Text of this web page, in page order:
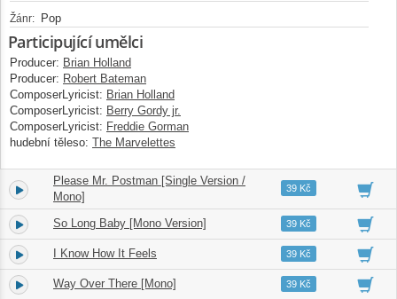
Žánr: Pop
Participující umělci
Producer: Brian Holland
Producer: Robert Bateman
ComposerLyricist: Brian Holland
ComposerLyricist: Berry Gordy jr.
ComposerLyricist: Freddie Gorman
hudební těleso: The Marvelettes
3.
Please Mr. Postman [Single Version /
Mono]
02:2939 Kč
4. So Long Baby [Mono Version] 02:5139 Kč
5. I Know How It Feels 02:5839 Kč
6. Way Over There [Mono] 02:2339 Kč